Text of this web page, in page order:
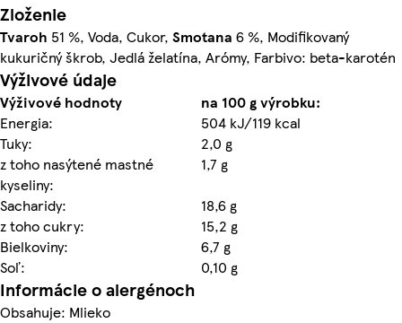
Zloženie
Tvaroh 51 %, Voda, Cukor, Smotana 6 %, Modifikovaný
kukuričný škrob, Jedlá želatína, Arómy, Farbivo: beta-karotén
Výživové údaje
Výživové hodnoty
na 100 g výrobku:
Energia:
504 kJ/119 kcal
Tuky:
2,0 g
z toho nasýtené mastné
kyseliny:
1,7 g
Sacharidy:
18,6 g
z toho cukry:
15,2 g
Bielkoviny:
6,7 g
Soľ:
0,10 g
Informácie o alergénoch
Obsahuje: Mlieko